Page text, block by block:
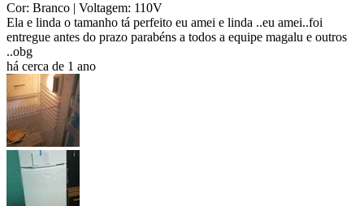
Cor: Branco | Voltagem: 110V
Ela e linda o tamanho tá perfeito eu amei e linda ..eu amei..foi
entregue antes do prazo parabéns a todos a equipe magalu e outros
..obg
há cerca de 1 ano